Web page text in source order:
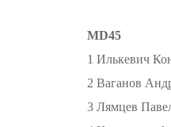
MD45
1 Илькевич
2 Ваганов
3 Лямцев